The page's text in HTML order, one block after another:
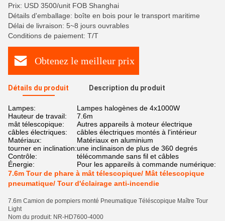
Prix: USD 3500/unit FOB Shanghai
Détails d'emballage: boîte en bois pour le transport maritime
Délai de livraison: 5~8 jours ouvrables
Conditions de paiement: T/T
Obtenez le meilleur prix
Détails du produit Description du produit
Lampes:
Lampes halogènes de 4x1000W
Hauteur de travail:
7.6m
mât télescopique:
Autres appareils à moteur électrique
câbles électriques:
câbles électriques montés à l'intérieur
Matériaux:
Matériaux en aluminium
tourner en inclination:une inclinaison de plus de 360 degrés
Contrôle:
télécommande sans fil et câbles
Énergie:
Pour les appareils à commande numérique:
7.6m Tour de phare à mât télescopique/ Mât télescopique
pneumatique/ Tour d'éclairage anti-incendie
7.6m Camion de pompiers monté Pneumatique Téléscopique Maître Tour
Light
Nom du produit: NR-HD7600-4000